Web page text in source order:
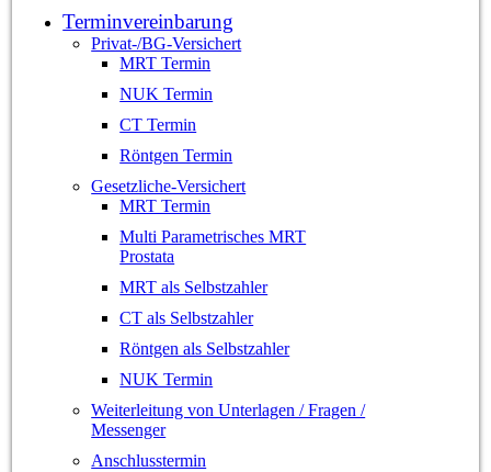
Terminvereinbarung
Privat-/BG-Versichert
MRT Termin
NUK Termin
CT Termin
Röntgen Termin
Gesetzliche-Versichert
MRT Termin
Multi Parametrisches MRT
Prostata
MRT als Selbstzahler
CT als Selbstzahler
Röntgen als Selbstzahler
NUK Termin
Weiterleitung von Unterlagen / Fragen /
Messenger
Anschlusstermin